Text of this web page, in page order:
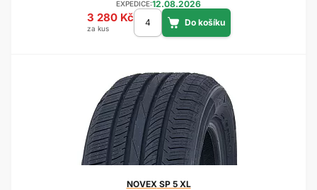
EXPEDICE:12.08.2026
3 280 Kč
za kus
NOVEX SP 5 XL